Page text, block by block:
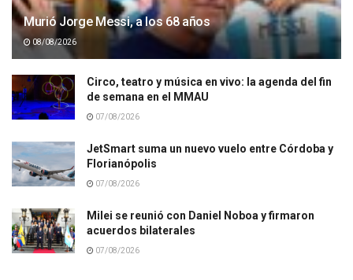
Murió Jorge Messi, a los 68 años
08/08/2026
Circo, teatro y música en vivo: la agenda del fin
de semana en el MMAU
07/08/2026
JetSmart suma un nuevo vuelo entre Córdoba y
Florianópolis
07/08/2026
Milei se reunió con Daniel Noboa y firmaron
acuerdos bilaterales
07/08/2026